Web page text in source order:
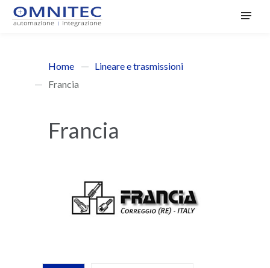
Home
Lineare e trasmissioni
Francia
Francia